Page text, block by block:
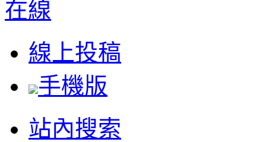
線上投稿
手機版
站內搜索